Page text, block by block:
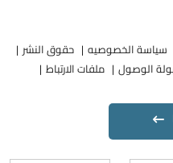
سياسة الخصوصيه
حقوق النشر
الوصول ملفات الارتباط